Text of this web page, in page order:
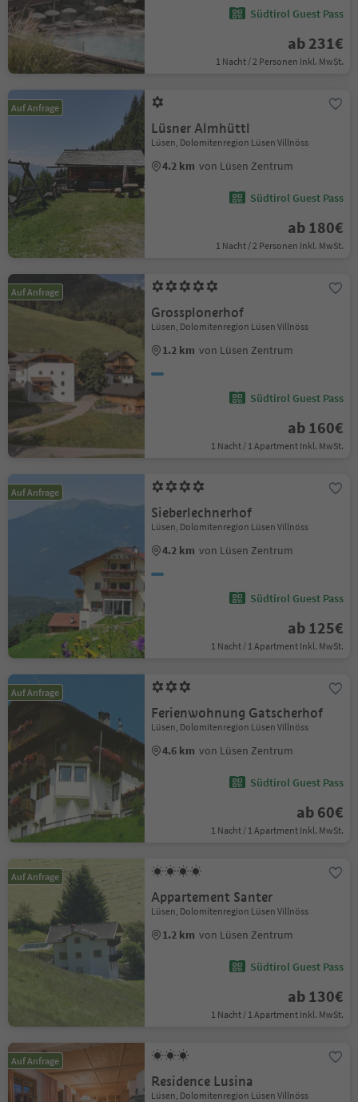
Südtirol Guest Pass
ab 231€
1 Nacht / 2 Personen Inkl. MwSt.
Auf Anfrage
Lüsner Almhüttl
Lüsen, Dolomitenregion Lüsen Villnöss
4.2 km von Lüsen Zentrum
Südtirol Guest Pass
ab 180€
1 Nacht / 2 Personen Inkl. MwSt.
Auf Anfrage
Grossplonerhof
Lüsen, Dolomitenregion Lüsen Villnöss
1.2 km von Lüsen Zentrum
Südtirol Guest Pass
ab 160€
1 Nacht / 1 Apartment Inkl. MwSt.
Auf Anfrage
Sieberlechnerhof
Lüsen, Dolomitenregion Lüsen Villnöss
4.2 km von Lüsen Zentrum
Südtirol Guest Pass
ab 125€
1 Nacht / 1 Apartment Inkl. MwSt.
Auf Anfrage
Ferienwohnung Gatscherhof
Lüsen, Dolomitenregion Lüsen Villnöss
4.6 km von Lüsen Zentrum
Südtirol Guest Pass
ab 60€
1 Nacht / 1 Apartment Inkl. MwSt.
Auf Anfrage
Appartement Santer
Lüsen, Dolomitenregion Lüsen Villnöss
1.2 km von Lüsen Zentrum
Südtirol Guest Pass
ab 130€
1 Nacht / 1 Apartment Inkl. MwSt.
Auf Anfrage
Residence Lusina
Lüsen, Dolomitenregion Lüsen Villnöss